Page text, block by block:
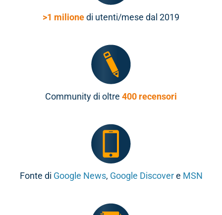
>1 milionedi utenti/mese dal 2019
Community di oltre 400 recensori
Fonte di Google News, Google Discovere MSN